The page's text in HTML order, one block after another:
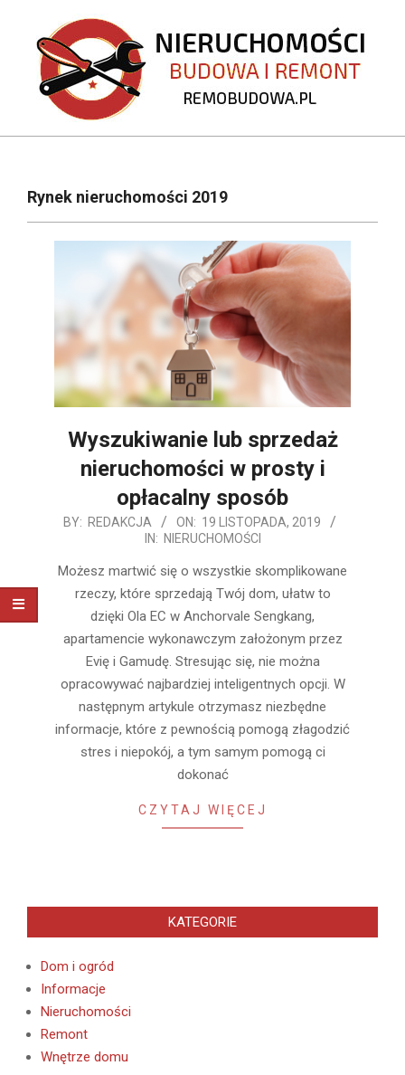
content
REMOBUDOWA.PL
NavigationRynek nieruchomości 2019
Wyszukiwanie lub sprzedaż
nieruchomości w prosty i
opłacalny sposób
2019-
19
BY: REDAKCJA ON: 19 LISTOPADA, 2019
IN: NIERUCHOMOŚCI
Możesz martwić się o wszystkie skomplikowane
rzeczy, które sprzedają Twój dom, ułatw to
dzięki Ola EC w Anchorvale Sengkang,
apartamencie wykonawczym założonym przez
Evię i Gamudę. Stresując się, nie można
opracowywać najbardziej inteligentnych opcji. W
następnym artykule otrzymasz niezbędne
informacje, które z pewnością pomogą złagodzić
stres i niepokój, a tym samym pomogą ci
dokonać
CZYTAJ WIĘCEJ
KATEGORIE
Dom i ogród
Informacje
Nieruchomości
Remont
Wnętrze domu